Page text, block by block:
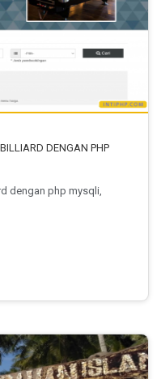
DENGAN PHP
dengan php mysqli,